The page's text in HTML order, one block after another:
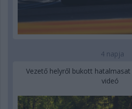
4 napja
Vezető helyről bukott hatalmasat
videó